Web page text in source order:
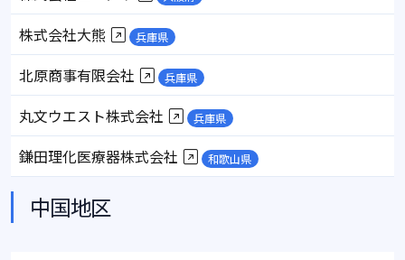
株式会社大熊 兵庫県
北原商事有限会社 兵庫県
丸文ウエスト株式会社 兵庫県
鎌田理化医療器株式会社 和歌山県
中国地区